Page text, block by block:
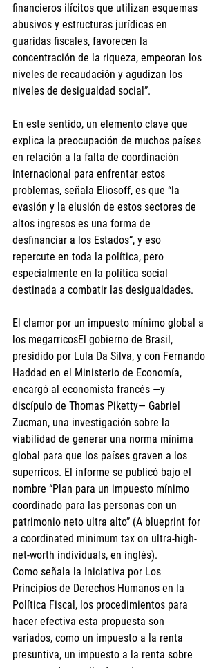
financieros ilícitos que utilizan esquemas
abusivos y estructuras jurídicas en
guaridas fiscales, favorecen la
concentración de la riqueza, empeoran los
niveles de recaudación y agudizan los
niveles de desigualdad social”.
En este sentido, un elemento clave que
explica la preocupación de muchos países
en relación a la falta de coordinación
internacional para enfrentar estos
problemas, señala Eliosoff, es que “la
evasión y la elusión de estos sectores de
altos ingresos es una forma de
desfinanciar a los Estados”, y eso
repercute en toda la política, pero
especialmente en la política social
destinada a combatir las desigualdades.
El clamor por un impuesto mínimo global a
los megarricosEl gobierno de Brasil,
presidido por Lula Da Silva, y con Fernando
Haddad en el Ministerio de Economía,
encargó al economista francés —y
discípulo de Thomas Piketty— Gabriel
Zucman, una investigación sobre la
viabilidad de generar una norma mínima
global para que los países graven a los
superricos. El informe se publicó bajo el
nombre “Plan para un impuesto mínimo
coordinado para las personas con un
patrimonio neto ultra alto” (A blueprint for
a coordinated minimum tax on ultra-high-
net-worth individuals, en inglés).
Como señala la Iniciativa por Los
Principios de Derechos Humanos en la
Política Fiscal, los procedimientos para
hacer efectiva esta propuesta son
variados, como un impuesto a la renta
presuntiva, un impuesto a la renta sobre